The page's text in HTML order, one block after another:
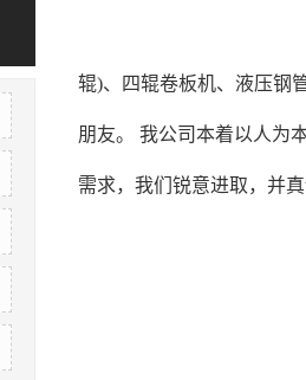
辊)、四辊卷板机、液压钢
朋友。 我公司本着以人为
需求，我们锐意进取，并